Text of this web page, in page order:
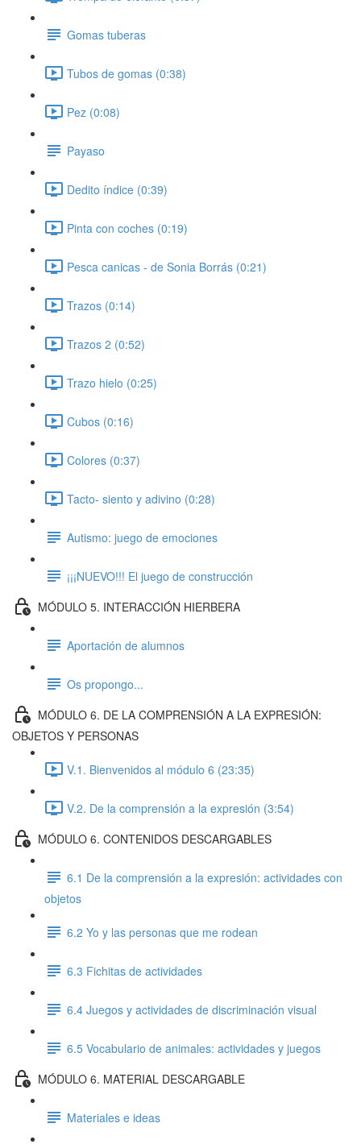
Gomas tuberas
Tubos de gomas (0:38)
Pez (0:08)
Payaso
Dedito índice (0:39)
Pinta con coches (0:19)
Pesca canicas - de Sonia Borrás (0:21)
Trazos (0:14)
Trazos 2 (0:52)
Trazo hielo (0:25)
Cubos (0:16)
Colores (0:37)
Tacto- siento y adivino (0:28)
Autismo: juego de emociones
¡¡¡NUEVO!!! El juego de construcción
MÓDULO 5. INTERACCIÓN HIERBERA
Aportación de alumnos
Os propongo...
MÓDULO 6. DE LA COMPRENSIÓN A LA EXPRESIÓN:
OBJETOS Y PERSONAS
V.1. Bienvenidos al módulo 6 (23:35)
V.2. De la comprensión a la expresión (3:54)
MÓDULO 6. CONTENIDOS DESCARGABLES
6.1 De la comprensión a la expresión: actividades con
objetos
6.2 Yo y las personas que me rodean
6.3 Fichitas de actividades
6.4 Juegos y actividades de discriminación visual
6.5 Vocabulario de animales: actividades y juegos
MÓDULO 6. MATERIAL DESCARGABLE
Materiales e ideas